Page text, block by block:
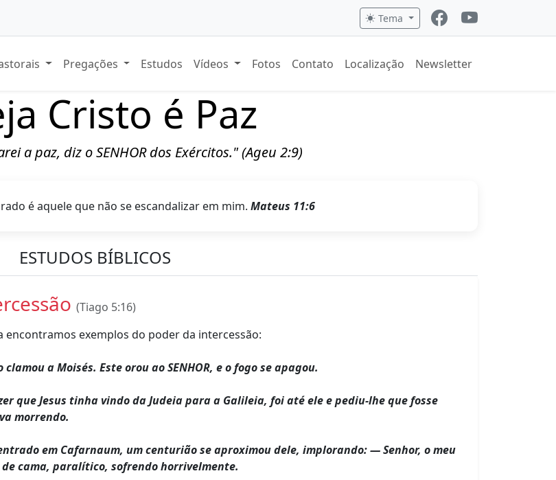
Tema
Pregações Estudos Vídeos Fotos Contato Localização Newsletter
Cristo é Paz
a paz, diz o SENHOR dos Exércitos." (Ageu 2:9)
é aquele que não se escandalizar em mim. Mateus 11:6
ESTUDOS BÍBLICOS
(Tiago 5:16)
encontramos exemplos do poder da intercessão:
a Moisés. Este orou ao SENHOR, e o fogo se apagou.
que Jesus tinha vindo da Judeia para a Galileia, foi até ele e pediu-lhe que fosse
morrendo.
em Cafarnaum, um centurião se aproximou dele, implorando: — Senhor, o meu
cama, paralítico, sofrendo horrivelmente.